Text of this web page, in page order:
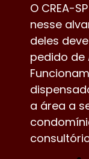
O CREA-
nesse
deles
pedido de
a área a